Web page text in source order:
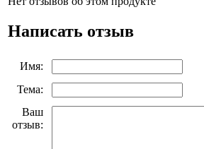
Написать отзыв
Имя:
Тема:
Ваш
отзыв: